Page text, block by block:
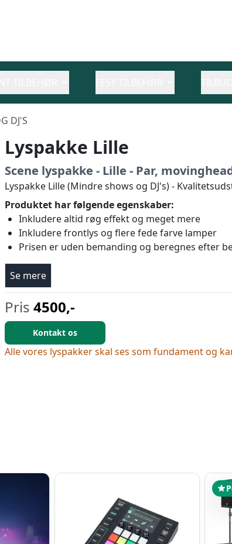
DJ'S
Lyspakke Lille
Scene lyspakke - Lille - Par,
Lyspakke Lille (Mindre shows og DJ's) -
Produktet har følgende egenskaber:
Inkludere altid røg effekt og meget mere
Inkludere frontlys og flere fede farve lamper
Prisen er uden bemanding og beregnes efter
Se mere
Pris 4500,-
Kontakt os
Alle vores lyspakker skal ses som fundament og